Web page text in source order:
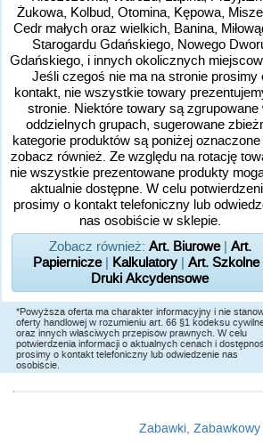
Żukowa, Kolbud, Otomina, Kępowa,
Cedr małych oraz wielkich, Banina,
Starogardu Gdańskiego, Nowego
Gdańskiego, i innych okolicznych
Jeśli czegoś nie ma na stronie prosimy
kontakt, nie wszystkie towary
stronie. Niektóre towary są zgrupowane
oddzielnych grupach, sugerowane
kategorie produktów są poniżej oznaczone
zobacz również. Ze względu na rotację
nie wszystkie prezentowane produkty
aktualnie dostępne. W celu
prosimy o kontakt telefoniczny lub
nas osobiście w sklepie.
Zobacz również: Art. Biurowe| Art.
Papiernicze| Kalkulatory | Art. Szkolne
Druki Akcydensowe
*Powyższa oferta ma charakter informacyjny i nie
oferty handlowej w rozumieniu art. 66 §1 kodeksu
oraz innych właściwych przepisów prawnych. W celu
potwierdzenia informacji o aktualnych cenach i
prosimy o kontakt telefoniczny lub odwiedzenie nas
osobiście.
Zabawki, Zabawkowy